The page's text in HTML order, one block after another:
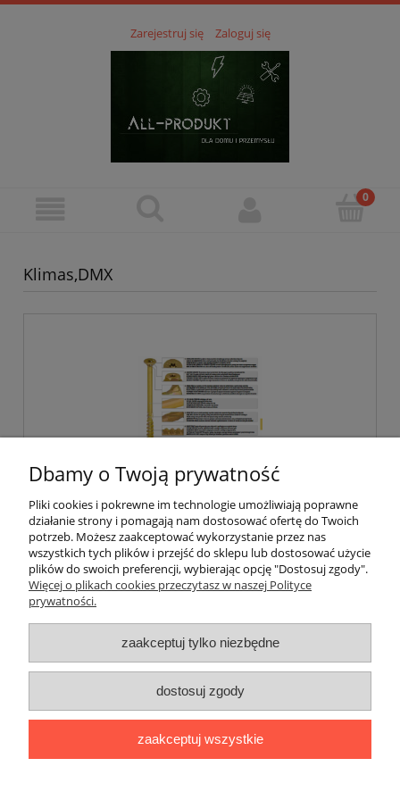
Zarejestruj się Zaloguj się
Klimas,DMX
Wkręt ciesielski z atestem ,stożek, torx
16,00 zł
do koszyka
Dbamy o Twoją prywatność
Pliki cookies i pokrewne im technologie umożliwiają poprawne
działanie strony i pomagają nam dostosować ofertę do Twoich
potrzeb. Możesz zaakceptować wykorzystanie przez nas
wszystkich tych plików i przejść do sklepu lub dostosować użycie
plików do swoich preferencji, wybierając opcję "Dostosuj zgody".
Więcej o plikach cookies przeczytasz w naszej Polityce
prywatności.
zaakceptuj tylko niezbędne
dostosuj zgody
zaakceptuj wszystkie